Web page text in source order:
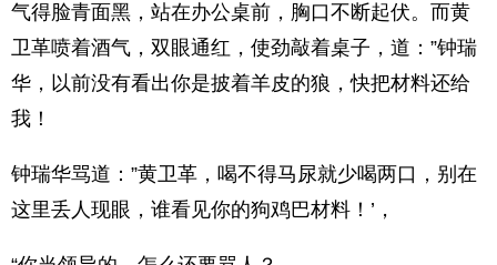
气得脸青面黑，站在办公桌前，胸口不断起伏。而黄
卫革喷着酒气，双眼通红，使劲敲着桌子，道：”钟瑞
华，以前没有看出你是披着羊皮的狼，快把材料还给
我！
钟瑞华骂道：”黄卫革，喝不得马尿就少喝两口，别在
这里丢人现眼，谁看见你的狗鸡巴材料！’，